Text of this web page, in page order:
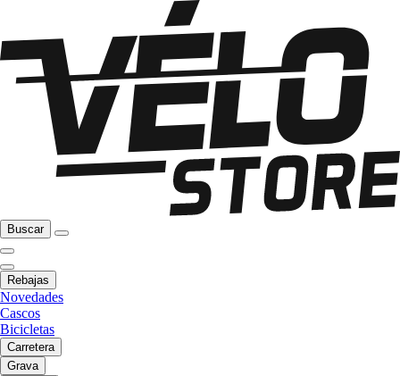
Buscar
Rebajas
Novedades
Cascos
Bicicletas
Carretera
Grava